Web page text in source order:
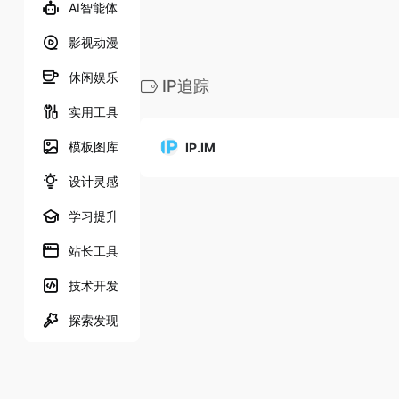
AI智能体
影视动漫
休闲娱乐
实用工具
模板图库
设计灵感
学习提升
站长工具
技术开发
探索发现
IP追踪
IP.IM